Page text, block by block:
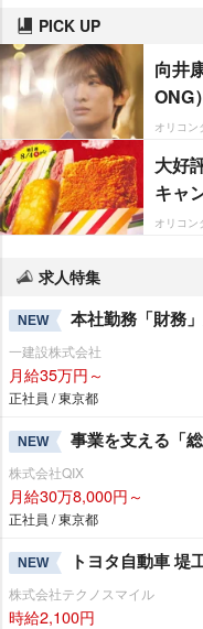
PICK UP
向井
ONG
オリコン
大好
キャ
オリコン
求人特集
NEW 本社勤務「財務
一建設株式会社
月給35万円～
正社員 / 東京都
NEW 事業を支える「総
株式会社QIX
月給30万8,000円～
正社員 / 東京都
NEW トヨタ自動車 堤
株式会社テクノスマイル
時給2,100円